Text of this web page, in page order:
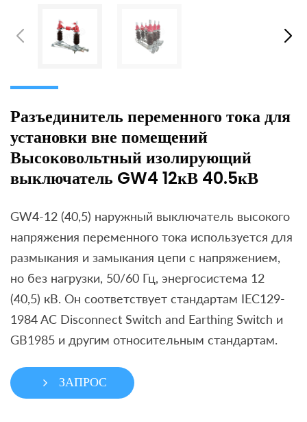
Разъединитель переменного тока для
установки вне помещений
Высоковольтный изолирующий
выключатель GW4 12кВ 40.5кВ
GW4-12 (40,5) наружный выключатель высокого
напряжения переменного тока используется для
размыкания и замыкания цепи с напряжением,
но без нагрузки, 50/60 Гц, энергосистема 12
(40,5) кВ. Он соответствует стандартам IEC129-
1984 AC Disconnect Switch and Earthing Switch и
GB1985 и другим относительным стандартам.
ЗАПРОС